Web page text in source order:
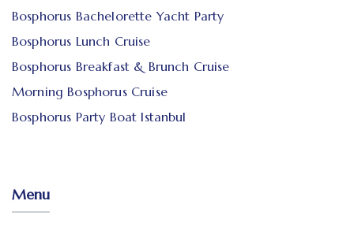
Bosphorus Bachelorette Yacht Party
Bosphorus Lunch Cruise
Bosphorus Breakfast & Brunch Cruise
Morning Bosphorus Cruise
Bosphorus Party Boat Istanbul
Menu